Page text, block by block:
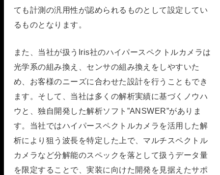
ても計測の汎用性が認められるものとして設定してい
るものとなります。
また、当社が扱うIris社のハイパースペクトルカメラは
光学系の組み換え、センサの組み換えをしやすいた
め、お客様のニーズに合わせた設計を行うこともでき
ます。そして、当社は多くの解析実績に基づくノウハ
ウと、独自開発した解析ソフト”ANSWER”がありま
す。当社ではハイパースペクトルカメラを活用した解
析により狙う波長を特定した上で、マルチスペクトル
カメラなど分解能のスペックを落として扱うデータ量
を限定することで、実装に向けた開発を見据えたサポ